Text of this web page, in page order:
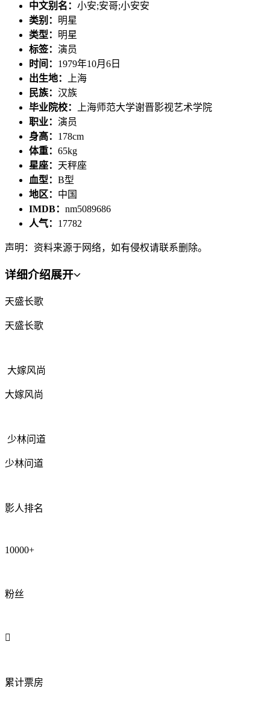
中文别名： 小安;安哥;小安安
类别： 明星
类型： 明星
标签： 演员
时间： 1979年10月6日
出生地：
上海
民族： 汉族
毕业院校：
上海师范大学谢晋影视艺术学院
职业： 演员
身高： 178cm
体重： 65kg
星座： 天秤座
血型： B型
地区： 中国
IMDB： nm5089686
人气： 17782
声明：资料来源于网络，如有侵权请联系删除。
详细介绍展开
天盛长歌
天盛长歌
大嫁风尚
大嫁风尚
少林问道
少林问道
影人排名
10000+
粉丝

累计票房